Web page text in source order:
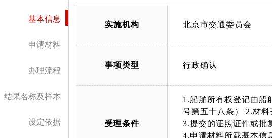
基本信息
申请材料
办理流程
结果名称及样本
设定依据
实施机构 北京市交通委员会
事项类型 行政确认
受理条件
1.船舶所有权登记由船
号第五十八条） 2.材料
3.提交的证照证件或批
4.申请材料所载基本信